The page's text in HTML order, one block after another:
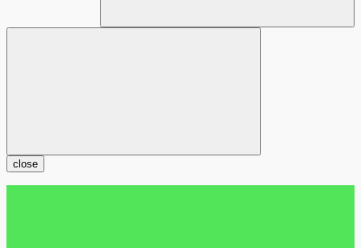
close